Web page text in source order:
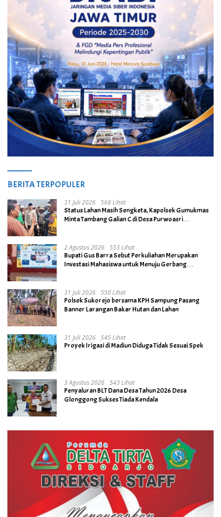
BERITA TERPOPULER
31 Juli 2026 568 Lihat
Status Lahan Masih Sengketa, Kapolsek Gumukmas
Minta Tambang Galian C di Desa Purwoasri
2 Agustus 2026 553 Lihat
Bupati Gus Barra Sebut Perkuliahan Merupakan
Investasi Mahasiswa untuk Menuju Gerbang
31 Juli 2026 550 Lihat
Polsek Sukorejo bersama KPH Sampung Pasang
Banner Larangan Bakar Hutan dan Lahan
31 Juli 2026 545 Lihat
Proyek Irigasi di Madiun Diduga Tidak Sesuai Spek
3 Agustus 2026 543 Lihat
Penyaluran BLT Dana Desa Tahun 2026 Desa
Glonggong Sukses Tiada Kendala